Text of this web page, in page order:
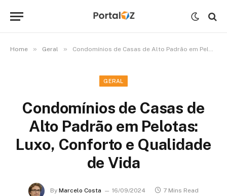
Home » Geral » Condomínios de Casas de Alto Padrão em Pelotas: Luxo, Conforto e Qualidade de Vida
GERAL
Condomínios de Casas de
Alto Padrão em Pelotas:
Luxo, Conforto e Qualidade
de Vida
By Marcelo Costa 16/09/2024 7 Mins Read